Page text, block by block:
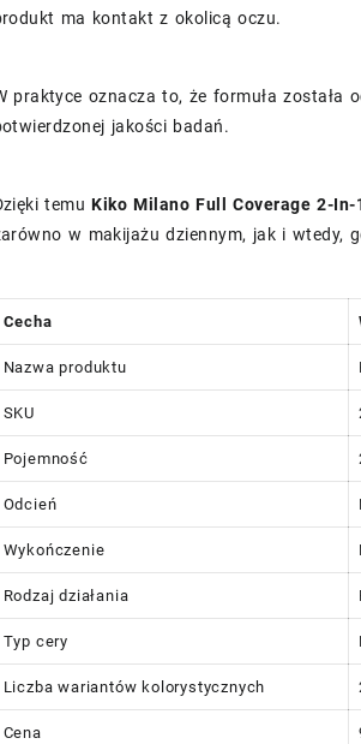
ma kontakt z okolicą oczu.
praktyce oznacza to, że formuła
jakości badań.
temuKiko Milano Full Coverage 2-
w makijażu dziennym, jak i wtedy,
Cecha
Nazwa produktu
SKU
Pojemność
Odcień
Wykończenie
Rodzaj działania
Typ cery
Liczba wariantów kolorystycznych
Cena